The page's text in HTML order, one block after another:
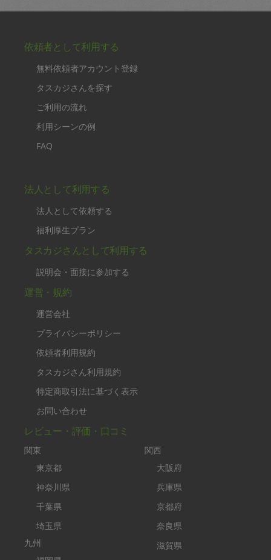
依頼者として利用する
無料依頼者アカウント登録
タスカジさんを探す
ご利用の流れ
利用シーンの例
FAQ
法人として利用する
法人として依頼する
福利厚生プラン
タスカジさんとして利用する
説明会・面接に参加する
運営・規約
運営会社
プライバシーポリシー
依頼者利用規約
タスカジさん利用規約
特定商取引法に基づく表示
お問い合わせ
レビュー・評価・口コミ
関東
東京都
神奈川県
千葉県
埼玉県
九州
関西
大阪府
兵庫県
京都府
奈良県
滋賀県